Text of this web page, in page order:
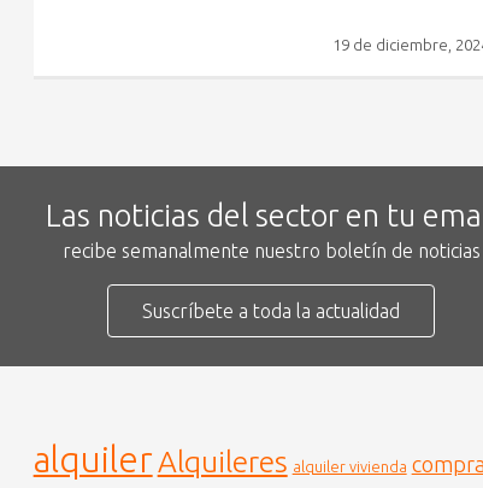
19 de diciembre,
Las noticias del sector en tu
recibe semanalmente nuestro boletín de noticias
Suscríbete a toda la actualidad
alquilerAlquileres alquiler vivienda